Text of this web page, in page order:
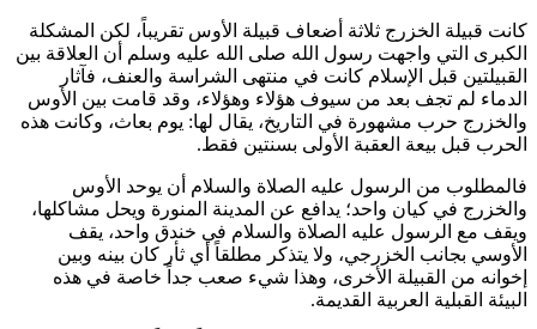
كانت قبيلة الخزرج ثلاثة أضعاف قبيلة الأوس تقريباً، لكن المشكلة
الكبرى التي واجهت رسول الله صلى الله عليه وسلم أن العلاقة بين
القبيلتين قبل الإسلام كانت في منتهى الشراسة والعنف، فآثار
الدماء لم تجف بعد من سيوف هؤلاء وهؤلاء، وقد قامت بين الأوس
والخزرج حرب مشهورة في التاريخ، يقال لها: يوم بعاث، وكانت هذه
الحرب قبل بيعة العقبة الأولى بسنتين فقط.
فالمطلوب من الرسول عليه الصلاة والسلام أن يوحد الأوس
والخزرج في كيان واحد؛ يدافع عن المدينة المنورة ويحل مشاكلها،
ويقف مع الرسول عليه الصلاة والسلام في خندق واحد، يقف
الأوسي بجانب الخزرجي، ولا يتذكر مطلقاً أي ثأر كان بينه وبين
إخوانه من القبيلة الأخرى، وهذا شيء صعب جداً خاصة في هذه
البيئة القبلية العربية القديمة.